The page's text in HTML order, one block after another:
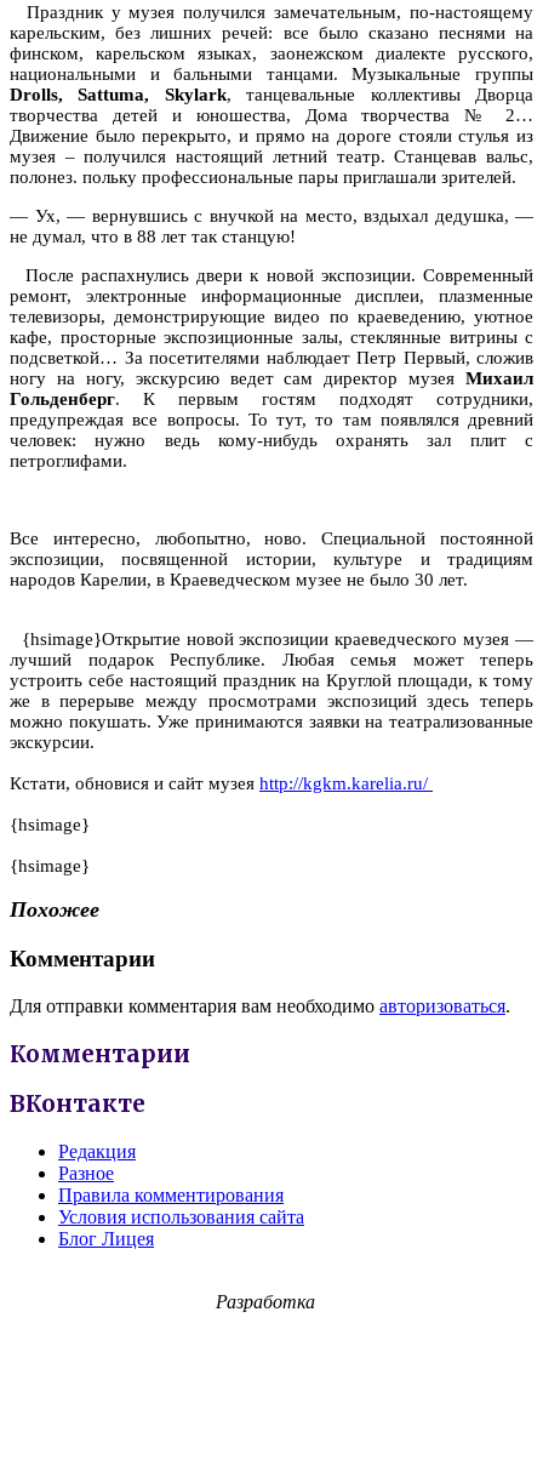
Праздник у музея получился замечательным, по-настоящему
карельским, без лишних речей: все было сказано песнями на
финском, карельском языках, заонежском диалекте русского,
национальными и бальными танцами. Музыкальные группы
Drolls, Sattuma, Skylark, танцевальные коллективы Дворца
творчества детей и юношества, Дома творчества № 2…
Движение было перекрыто, и прямо на дороге стояли стулья из
музея – получился настоящий летний театр. Станцевав вальс,
полонез. польку профессиональные пары приглашали зрителей.
— Ух, — вернувшись с внучкой на место, вздыхал дедушка, —
не думал, что в 88 лет так станцую!
После распахнулись двери к новой экспозиции. Современный
ремонт, электронные информационные дисплеи, плазменные
телевизоры, демонстрирующие видео по краеведению, уютное
кафе, просторные экспозиционные залы, стеклянные витрины с
подсветкой… За посетителями наблюдает Петр Первый, сложив
ногу на ногу, экскурсию ведет сам директор музея Михаил
Гольденберг. К первым гостям подходят сотрудники,
предупреждая все вопросы. То тут, то там появлялся древний
человек: нужно ведь кому-нибудь охранять зал плит с
петроглифами.
Все интересно, любопытно, ново. Специальной постоянной
экспозиции, посвященной истории, культуре и традициям
народов Карелии, в Краеведческом музее не было 30 лет.
{hsimage}Открытие новой экспозиции краеведческого музея —
лучший подарок Республике. Любая семья может теперь
устроить себе настоящий праздник на Круглой площади, к тому
же в перерыве между просмотрами экспозиций здесь теперь
можно покушать. Уже принимаются заявки на театрализованные
экскурсии.
Кстати, обновися и сайт музея http://kgkm.karelia.ru/
{hsimage}
{hsimage}
Похожее
Комментарии
Для отправки комментария вам необходимо авторизоваться.
Комментарии
ВКонтакте
Редакция
Разное
Правила комментирования
Условия использования сайта
Блог Лицея
Разработка